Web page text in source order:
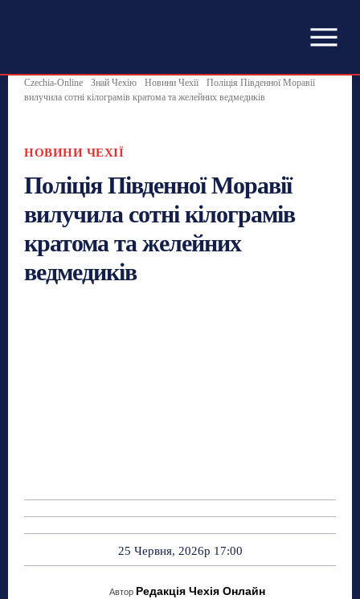
Czechia-Online Знай Чехію Новини Чехії
Поліція Південної Моравії
вилучила сотні кілограмів кратома та желейних ведмедиків
НОВИНИ ЧЕХІЇ
Поліція Південної Моравії
вилучила сотні кілограмів
кратома та желейних
ведмедиків
25 Червня, 2026р 17:00
Автор Редакція Чехія Онлайн